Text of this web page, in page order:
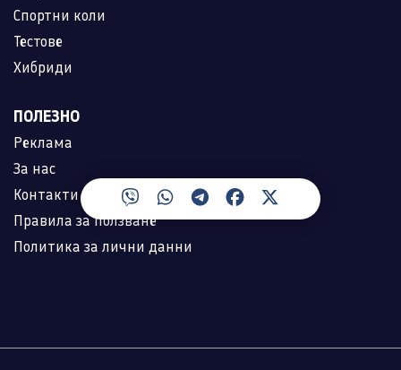
Спортни коли
Тестове
Хибриди
ПОЛЕЗНО
Реклама
За нас
Контакти
Правила за ползване
Политика за лични данни